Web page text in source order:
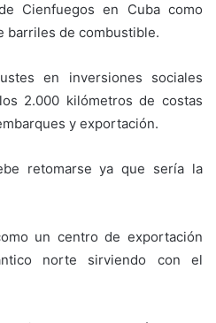
Cienfuegos en Cuba como
barriles de combustible.
en inversiones sociales
2.000 kilómetros de costas
y exportación.
retomarse ya que sería la
un centro de exportación
norte sirviendo con el